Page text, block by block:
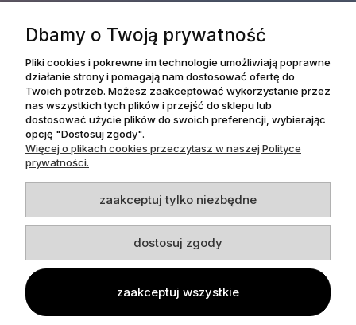
Informacje
Dpl Agency -Projekt i realizacja
Dbamy o Twoją prywatność
Pliki cookies i pokrewne im technologie umożliwiają poprawne
działanie strony i pomagają nam dostosować ofertę do
Twoich potrzeb. Możesz zaakceptować wykorzystanie przez
nas wszystkich tych plików i przejść do sklepu lub
dostosować użycie plików do swoich preferencji, wybierając
opcję "Dostosuj zgody".
Więcej o plikach cookies przeczytasz w naszej Polityce
prywatności.
zaakceptuj tylko niezbędne
dostosuj zgody
zaakceptuj wszystkie